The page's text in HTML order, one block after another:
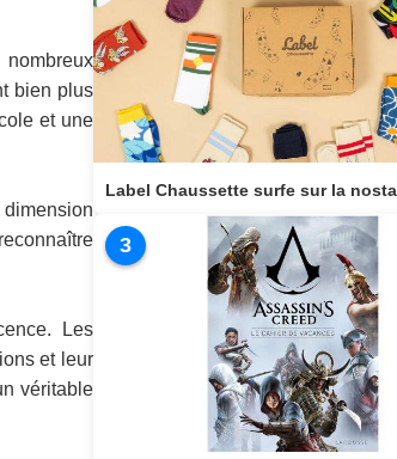
bien plus
et une
Les
et leur
véritable
3